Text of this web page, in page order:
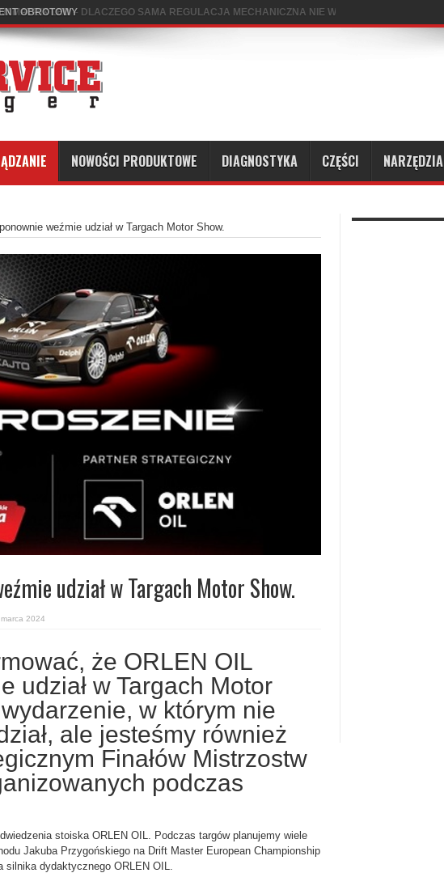
MATRIX LED – DLACZEGO SAMA REGULACJA MECHANICZNA NIE WYSTARCZY?
NOWOŚCI PRODUKTOWE DIAGNOSTYKA CZĘŚCI NARZĘDZIA
weźmie udział w Targach Motor Show.
udział w Targach Motor Show.
2024
że ORLEN OIL
udział w Targach Motor
w którym nie
ale jesteśmy również
Finałów Mistrzostw
podczas
stoiska ORLEN OIL. Podczas targów planujemy wiele
Jakuba Przygońskiego na Drift Master European Championship
silnika dydaktycznego ORLEN OIL.